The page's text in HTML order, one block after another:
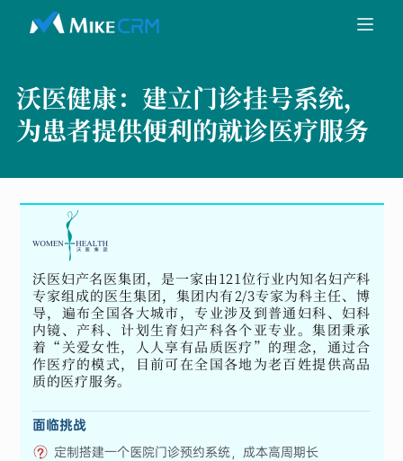
沃医健康： 建立门诊挂号系统，
为患者提供便利的就诊医疗服务
沃医妇产名医集团，是一家由121位行业内知名妇产科
专家组成的医生集团，集团内有2/3专家为科主任、博
导，遍布全国各大城市，专业涉及到普通妇科、妇科
内镜、产科、计划生育妇产科各个亚专业。集团秉承
着“关爱女性，人人享有品质医疗”的理念，通过合
作医疗的模式，目前可在全国各地为老百姓提供高品
质的医疗服务。
面临挑战
定制搭建一个医院门诊预约系统，成本高周期长